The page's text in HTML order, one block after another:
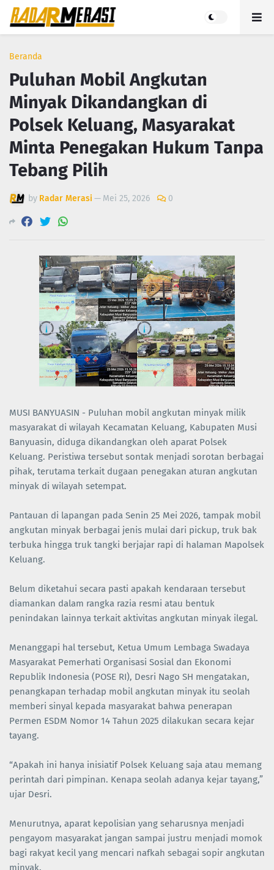
Beranda
Puluhan Mobil Angkutan
Minyak Dikandangkan di
Polsek Keluang, Masyarakat
Minta Penegakan Hukum Tanpa
Tebang Pilih
by Radar Merasi — Mei 25, 2026 0
MUSI BANYUASIN - Puluhan mobil angkutan minyak milik
masyarakat di wilayah Kecamatan Keluang, Kabupaten Musi
Banyuasin, diduga dikandangkan oleh aparat Polsek
Keluang. Peristiwa tersebut sontak menjadi sorotan berbagai
pihak, terutama terkait dugaan penegakan aturan angkutan
minyak di wilayah setempat.
Pantauan di lapangan pada Senin 25 Mei 2026, tampak mobil
angkutan minyak berbagai jenis mulai dari pickup, truk bak
terbuka hingga truk tangki berjajar rapi di halaman Mapolsek
Keluang.
Belum diketahui secara pasti apakah kendaraan tersebut
diamankan dalam rangka razia resmi atau bentuk
penindakan lainnya terkait aktivitas angkutan minyak ilegal.
Menanggapi hal tersebut, Ketua Umum Lembaga Swadaya
Masyarakat Pemerhati Organisasi Sosial dan Ekonomi
Republik Indonesia (POSE RI), Desri Nago SH mengatakan,
penangkapan terhadap mobil angkutan minyak itu seolah
memberi sinyal kepada masyarakat bahwa penerapan
Permen ESDM Nomor 14 Tahun 2025 dilakukan secara kejar
tayang.
“Apakah ini hanya inisiatif Polsek Keluang saja atau memang
perintah dari pimpinan. Kenapa seolah adanya kejar tayang,”
ujar Desri.
Menurutnya, aparat kepolisian yang seharusnya menjadi
pengayom masyarakat jangan sampai justru menjadi momok
bagi rakyat kecil yang mencari nafkah sebagai sopir angkutan
minyak.